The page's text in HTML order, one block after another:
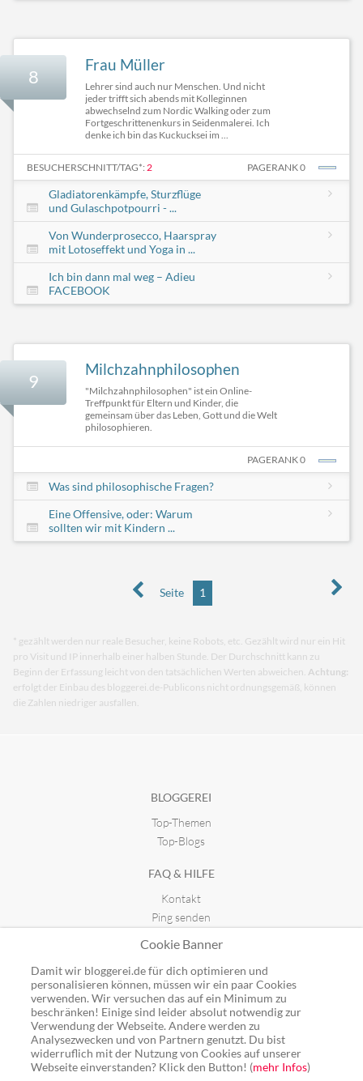
8
Frau Müller
Lehrer sind auch nur Menschen. Und nicht
jeder trifft sich abends mit Kolleginnen
abwechselnd zum Nordic Walking oder zum
Fortgeschrittenenkurs in Seidenmalerei. Ich
denke ich bin das Kuckucksei im ...
BESUCHERSCHNITT/TAG*: 2 PAGERANK 0
Gladiatorenkämpfe, Sturzflüge
und Gulaschpotpourri - ...
Von Wunderprosecco, Haarspray
mit Lotoseffekt und Yoga in ...
Ich bin dann mal weg – Adieu
FACEBOOK
9
Milchzahnphilosophen
"Milchzahnphilosophen" ist ein Online-
Treffpunkt für Eltern und Kinder, die
gemeinsam über das Leben, Gott und die Welt
philosophieren.
PAGERANK 0
Was sind philosophische Fragen?
Eine Offensive, oder: Warum
sollten wir mit Kindern ...
Seite 1
* gezählt werden nur reale Besucher, keine Robots, etc. Gezählt wird nur ein Hit
pro Visit und IP innerhalb einer halben Stunde. Der Durchschnitt kann zu
Beginn der Erfassung leicht von den tatsächlichen Werten abweichen. Achtung:
erfolgt der Einbau des bloggerei.de-Publicons nicht ordnungsgemäß, können
die Zahlen niedriger ausfallen.
BLOGGEREI
Top-Themen
Top-Blogs
FAQ & HILFE
Kontakt
Ping senden
GUTSCHEINE
Top-Gutscheine
Alle Shops
Cookie Banner
Damit wir bloggerei.de für dich optimieren und
personalisieren können, müssen wir ein paar Cookies
verwenden. Wir versuchen das auf ein Minimum zu
beschränken! Einige sind leider absolut notwendig zur
Verwendung der Webseite. Andere werden zu
Analysezwecken und von Partnern genutzt. Du bist
widerruflich mit der Nutzung von Cookies auf unserer
Webseite einverstanden? Klick den Button! (mehr Infos)